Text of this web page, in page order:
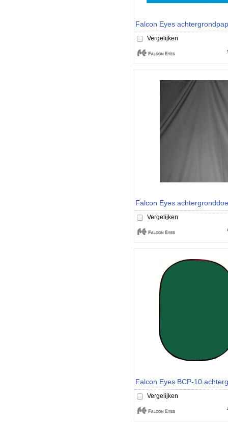
Vergelijken
Vergelijken
Vergelijken